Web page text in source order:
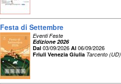
Festa di Settembre
Eventi Feste
Edizione 2026
Dal 03/09/2026 Al 06/09/2026
Friuli Venezia Giulia Tarcento (UD)